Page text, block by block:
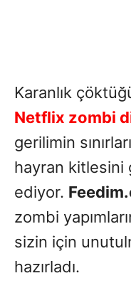
Karanlık
Netflix zombi
gerilimin
hayran kitlesini
ediyor.
zombi
sizin için
hazırladı.